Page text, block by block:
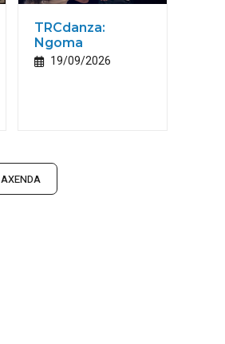
TRCdanza:
Ngoma
19/09/2026
AXENDA